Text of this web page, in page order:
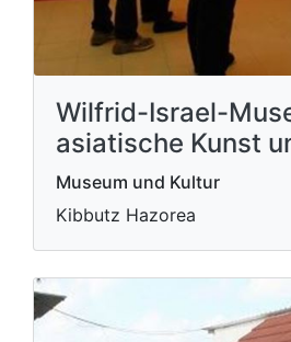
Wilfrid-Israel-
asiatische Kunst
Museum und Kultur
Kibbutz Hazorea